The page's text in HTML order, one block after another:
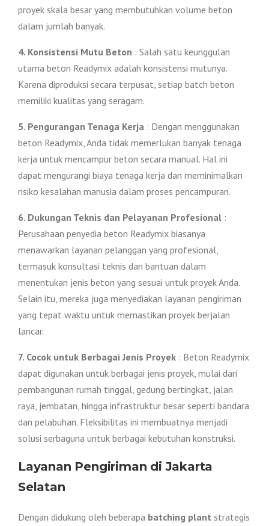
proyek skala besar yang membutuhkan volume beton
dalam jumlah banyak.
4. Konsistensi Mutu Beton : Salah satu keunggulan
utama beton Readymix adalah konsistensi mutunya.
Karena diproduksi secara terpusat, setiap batch beton
memiliki kualitas yang seragam.
5. Pengurangan Tenaga Kerja : Dengan menggunakan
beton Readymix, Anda tidak memerlukan banyak tenaga
kerja untuk mencampur beton secara manual. Hal ini
dapat mengurangi biaya tenaga kerja dan meminimalkan
risiko kesalahan manusia dalam proses pencampuran.
6. Dukungan Teknis dan Pelayanan Profesional :
Perusahaan penyedia beton Readymix biasanya
menawarkan layanan pelanggan yang profesional,
termasuk konsultasi teknis dan bantuan dalam
menentukan jenis beton yang sesuai untuk proyek Anda.
Selain itu, mereka juga menyediakan layanan pengiriman
yang tepat waktu untuk memastikan proyek berjalan
lancar.
7. Cocok untuk Berbagai Jenis Proyek : Beton Readymix
dapat digunakan untuk berbagai jenis proyek, mulai dari
pembangunan rumah tinggal, gedung bertingkat, jalan
raya, jembatan, hingga infrastruktur besar seperti bandara
dan pelabuhan. Fleksibilitas ini membuatnya menjadi
solusi serbaguna untuk berbagai kebutuhan konstruksi.
Layanan Pengiriman di Jakarta
Selatan
Dengan didukung oleh beberapa batching plant strategis